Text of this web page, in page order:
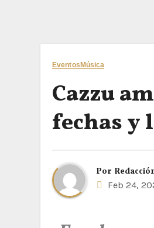
Eventos Música
Cazzu
fechas y
Por
Feb 24,